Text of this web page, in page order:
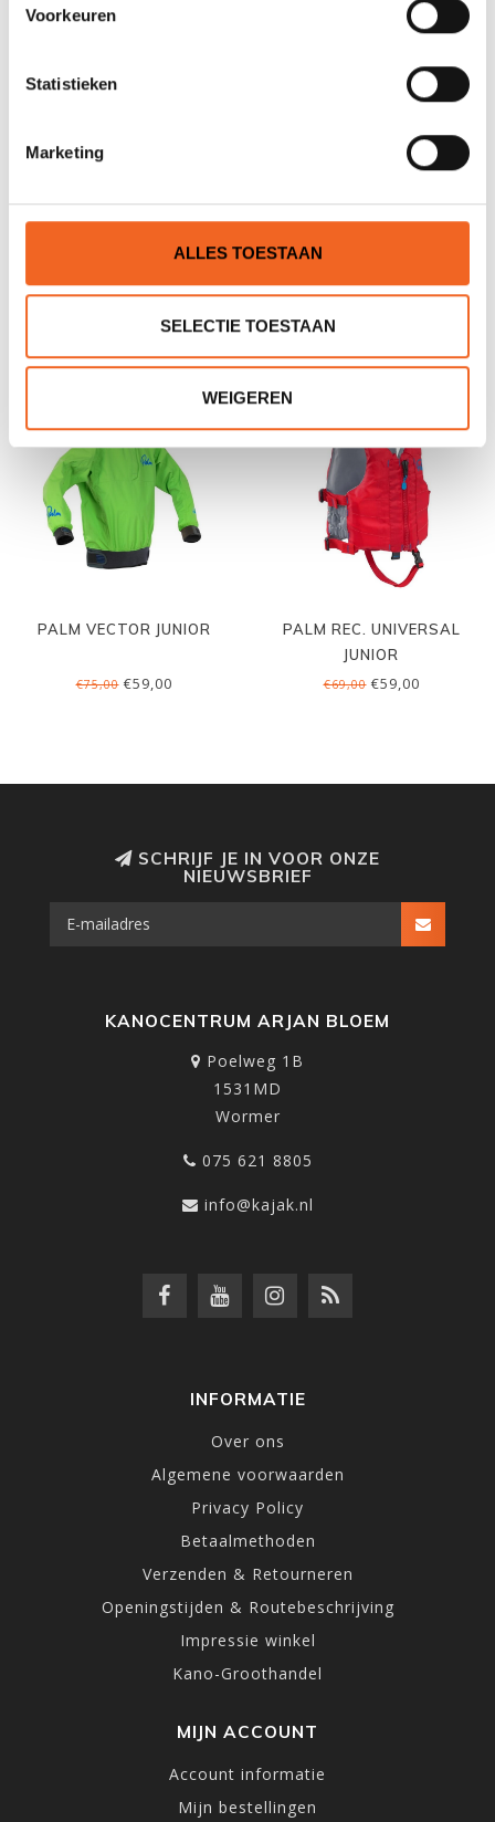
Voorkeuren
Statistieken
Marketing
ALLES TOESTAAN
SELECTIE TOESTAAN
WEIGEREN
EGALIS TOERIST JUNIOR
EGALIS SWAG VARIO
PALM VECTOR JUNIOR
€75,00€59,00
PALM REC. UNIVERSAL
JUNIOR
€69,00€59,00
SCHRIJF JE IN VOOR ONZE
NIEUWSBRIEF
KANOCENTRUM ARJAN BLOEM
Poelweg 1B
1531MD
Wormer
075 621 8805
info@kajak.nl
INFORMATIE
Over ons
Algemene voorwaarden
Privacy Policy
Betaalmethoden
Verzenden & Retourneren
Openingstijden & Routebeschrijving
Impressie winkel
Kano-Groothandel
MIJN ACCOUNT
Account informatie
Mijn bestellingen